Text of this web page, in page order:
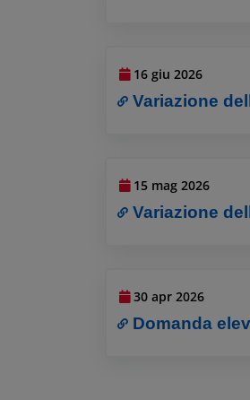
16 giu 2026
Variazione
15 mag 2026
Variazione
30 apr 2026
Domanda